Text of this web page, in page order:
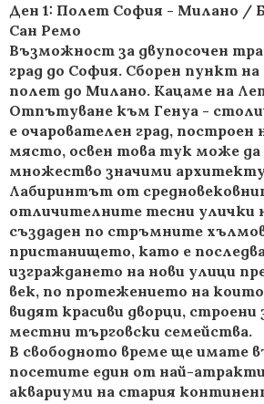
Ден 1: Полет София - Милано /
Сан Ремо
Възможност за двупосочен
град до София. Сборен пункт
полет до Милано. Кацаме на
Отпътуване към Генуа -
е очарователен град, построен
място, освен това тук може да
множество значими
Лабиринтът от
отличителните тесни улички
създаден по стръмните
пристанището, като е
изграждането на нови улици
век, по протежението на
видят красиви дворци, строени
местни търговски семейства.
В свободното време ще имате
посетите един от най-
аквариуми на стария